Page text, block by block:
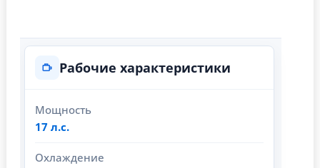
Рабочие характеристики
Мощность
17 л.с.
Охлаждение